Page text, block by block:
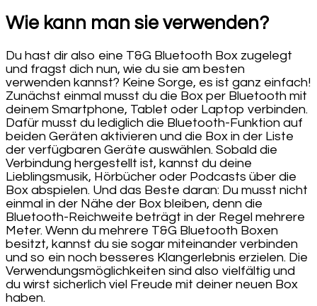
Wie kann man sie verwenden?
Du hast dir also eine T&G Bluetooth Box zugelegt
und fragst dich nun, wie du sie am besten
verwenden kannst? Keine Sorge, es ist ganz einfach!
Zunächst einmal musst du die Box per Bluetooth mit
deinem Smartphone, Tablet oder Laptop verbinden.
Dafür musst du lediglich die Bluetooth-Funktion auf
beiden Geräten aktivieren und die Box in der Liste
der verfügbaren Geräte auswählen. Sobald die
Verbindung hergestellt ist, kannst du deine
Lieblingsmusik, Hörbücher oder Podcasts über die
Box abspielen. Und das Beste daran: Du musst nicht
einmal in der Nähe der Box bleiben, denn die
Bluetooth-Reichweite beträgt in der Regel mehrere
Meter. Wenn du mehrere T&G Bluetooth Boxen
besitzt, kannst du sie sogar miteinander verbinden
und so ein noch besseres Klangerlebnis erzielen. Die
Verwendungsmöglichkeiten sind also vielfältig und
du wirst sicherlich viel Freude mit deiner neuen Box
haben.